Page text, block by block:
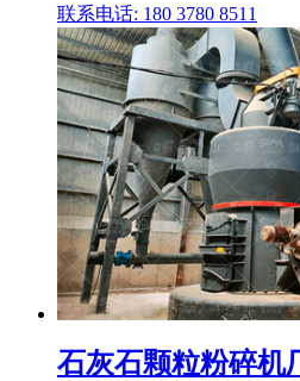
联系电话: 180 3780 8511
石灰石颗粒粉碎机